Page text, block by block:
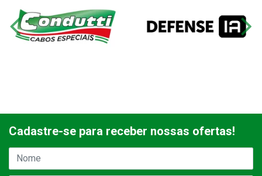
Cadastre-se para receber nossas ofertas!